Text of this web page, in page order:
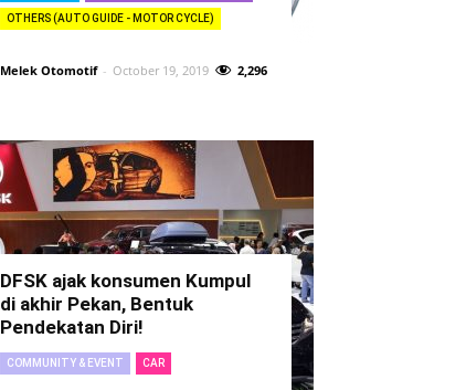
OTHERS (AUTO GUIDE - MOTOR CYCLE)
Melek Otomotif - October 19, 2019 2,296
DFSK ajak konsumen Kumpul
di akhir Pekan, Bentuk
Pendekatan Diri!
COMMUNITY & EVENT CAR